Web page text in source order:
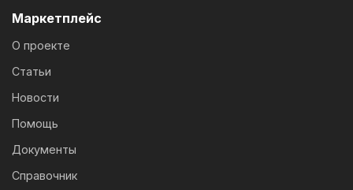
Маркетплейс
О проекте
Статьи
Новости
Помощь
Документы
Справочник